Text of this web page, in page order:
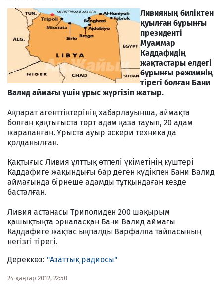
Ливияның биліктен
қуылған бұрынғы
президенті
Муаммар
Каддафидің
жақтастары елдегі
бұрынғы режимнің
тірегі болған Бани
Валид аймағы үшін ұрыс жүргізіп жатыр.
Ақпарат агенттіктерінің хабарлауынша, аймақта
болған қақтығыста төрт адам қаза тауып, 20 адам
жараланған. Ұрыста ауыр әскери техника да
қолданылған.
Қақтығыс Ливия ұлттық өтпелі үкіметінің күштері
Каддафиге жақындығы бар деген күдікпен Бани Валид
аймағында бірнеше адамды тұтқындаған кезде
басталған.
Ливия астанасы Триполиден 200 шақырым
қашықтықта орналасқан Бани Валид аймағы
Каддафиге жақтас ықпалды Варфалла тайпасының
негізгі тірегі.
Дереккөз: "Азаттық радиосы"
24 қаңтар 2012, 22:50